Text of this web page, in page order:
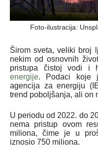
Foto-ilustracija:
Širom sveta, veliki broj
nekim od osnovnih
pristupa čistoj vodi
energije. Podaci koje
agencija za energiju
trend poboljšanja, ali on
U periodu od 2022. do
nema pristup ovom
miliona, čime je u
iznosio 750 miliona.